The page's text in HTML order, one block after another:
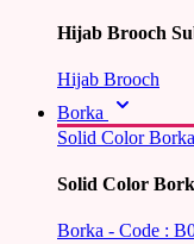
Hijab Brooch
Hijab Brooch
Borka
Solid Color Borka
Solid Color
Borka - Code :